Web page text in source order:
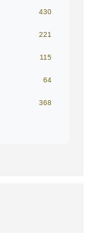
430
221
115
64
368